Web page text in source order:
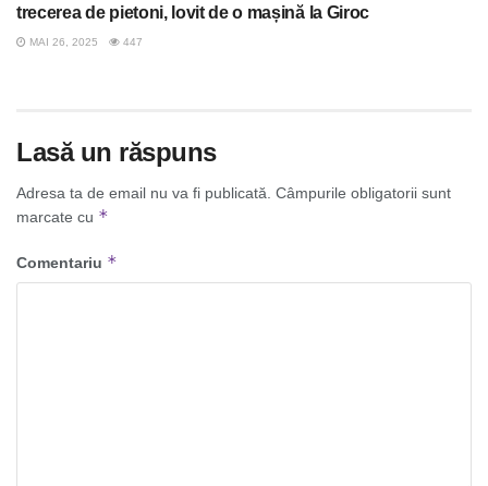
trecerea de pietoni, lovit de o mașină la Giroc
MAI 26, 2025 447
Lasă un răspuns
Adresa ta de email nu va fi publicată. Câmpurile obligatorii sunt
marcate cu *
Comentariu *